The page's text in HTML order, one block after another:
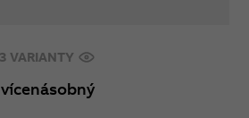
3 VARIANTY